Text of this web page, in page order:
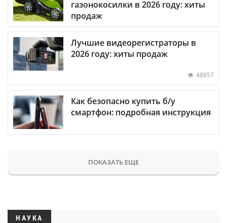
газонокосилки в 2026 году: хиты
продаж
Лучшие видеорегистраторы в
2026 году: хиты продаж
48857
Как безопасно купить б/у
смартфон: подробная инструкция
ПОКАЗАТЬ ЕЩЕ
НАУКА